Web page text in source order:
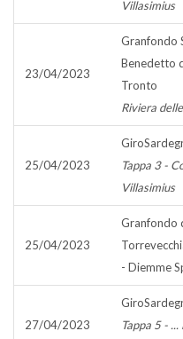
Villasimius
23/04/2023
Granfondo
Benedetto
Tronto
Riviera
25/04/2023
Tappa 3 -
Villasimius
25/04/2023
Granfondo
- Diemme
27/04/2023
Tappa 5 -